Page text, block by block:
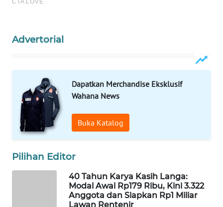
Advertorial
Dapatkan Merchandise Eksklusif
Wahana News
Buka Katalog
Pilihan Editor
40 Tahun Karya Kasih Langa:
Modal Awal Rp179 Ribu, Kini 3.322
Anggota dan Siapkan Rp1 Miliar
Lawan Rentenir
MARTABAT
NET
PLN
WATCH